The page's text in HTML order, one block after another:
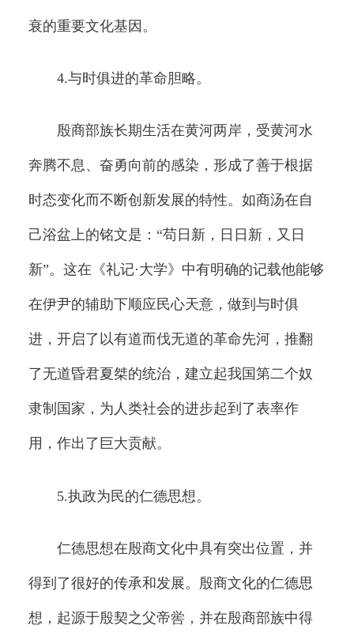
衰的重要文化基因。
4.与时俱进的革命胆略。
殷商部族长期生活在黄河两岸，受黄河水
奔腾不息、奋勇向前的感染，形成了善于根据
时态变化而不断创新发展的特性。如商汤在自
己浴盆上的铭文是：“苟日新，日日新，又日
新”。这在《礼记·大学》中有明确的记载他能够
在伊尹的辅助下顺应民心天意，做到与时俱
进，开启了以有道而伐无道的革命先河，推翻
了无道昏君夏桀的统治，建立起我国第二个奴
隶制国家，为人类社会的进步起到了表率作
用，作出了巨大贡献。
5.执政为民的仁德思想。
仁德思想在殷商文化中具有突出位置，并
得到了很好的传承和发展。殷商文化的仁德思
想，起源于殷契之父帝喾，并在殷商部族中得